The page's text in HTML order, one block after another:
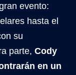
evento:
hasta el
su
parte, Cody
en un